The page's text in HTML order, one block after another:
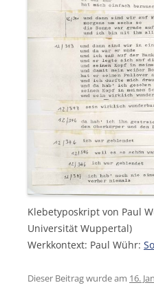
Klebetyposkript von Paul
Universität Wuppertal)
Werkkontext: Paul Wühr:
Dieser Beitrag wurde am 16.